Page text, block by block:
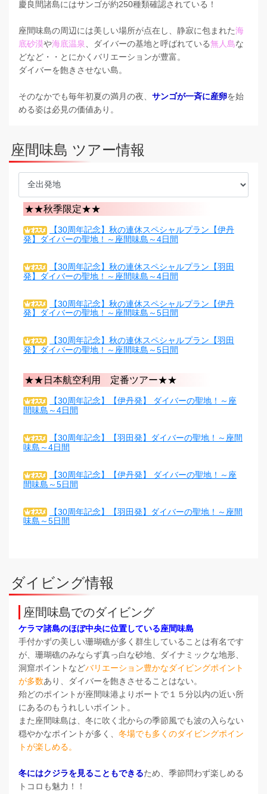
慶良間諸島にはサンゴが約250種類確認されている！
座間味島の周辺には美しい場所が点在し、静寂に包まれた海
底砂漠や海底温泉 、ダイバーの基地と呼ばれている無人島な
どなど・・とにかくバリエーションが豊富。
ダイバーを飽きさせない島。
そのなかでも毎年初夏の満月の夜、 サンゴが一斉に産卵を始
める姿は必見の価値あり。
座間味島 ツアー情報
★★秋季限定★★
【30周年記念】秋の連休スペシャルプラン【伊丹
発】ダイバーの聖地！～座間味島～4日間
【30周年記念】秋の連休スペシャルプラン【羽田
発】ダイバーの聖地！～座間味島～4日間
【30周年記念】秋の連休スペシャルプラン【伊丹
発】ダイバーの聖地！～座間味島～5日間
【30周年記念】秋の連休スペシャルプラン【羽田
発】ダイバーの聖地！～座間味島～5日間
★★日本航空利用 定番ツアー★★
【30周年記念】【伊丹発】 ダイバーの聖地！～座
間味島～4日間
【30周年記念】【羽田発】ダイバーの聖地！～座間
味島～4日間
【30周年記念】【伊丹発】 ダイバーの聖地！～座
間味島～5日間
【30周年記念】【羽田発】ダイバーの聖地！～座間
味島～5日間
ダイビング情報
座間味島でのダイビング
ケラマ諸島のほぼ中央に位置している座間味島
手付かずの美しい珊瑚礁が多く群生していることは有名です
が、珊瑚礁のみならず真っ白な砂地、ダイナミックな地形、
洞窟ポイントなどバリエーション豊かなダイビングポイント
が多数あり、ダイバーを飽きさせることはない。
殆どのポイントが座間味港よりボートで１５分以内の近い所
にあるのもうれしいポイント。
また座間味島は、冬に吹く北からの季節風でも波の入らない
穏やかなポイントが多く、 冬場でも多くのダイビングポイン
トが楽しめる。
冬にはクジラを見ることもできるため、季節問わず楽しめる
トコロも魅力！！